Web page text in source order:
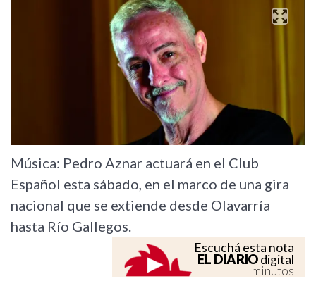
Música: Pedro Aznar actuará en el Club
Español esta sábado, en el marco de una gira
nacional que se extiende desde Olavarría
hasta Río Gallegos.
Escuchá esta nota
EL DIARIOdigital
minutos